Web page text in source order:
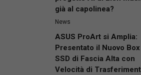
già al capolinea?
News
ASUS ProArt si Amplia:
Presentato il Nuovo Box
SSD di Fascia Alta con
Velocità di